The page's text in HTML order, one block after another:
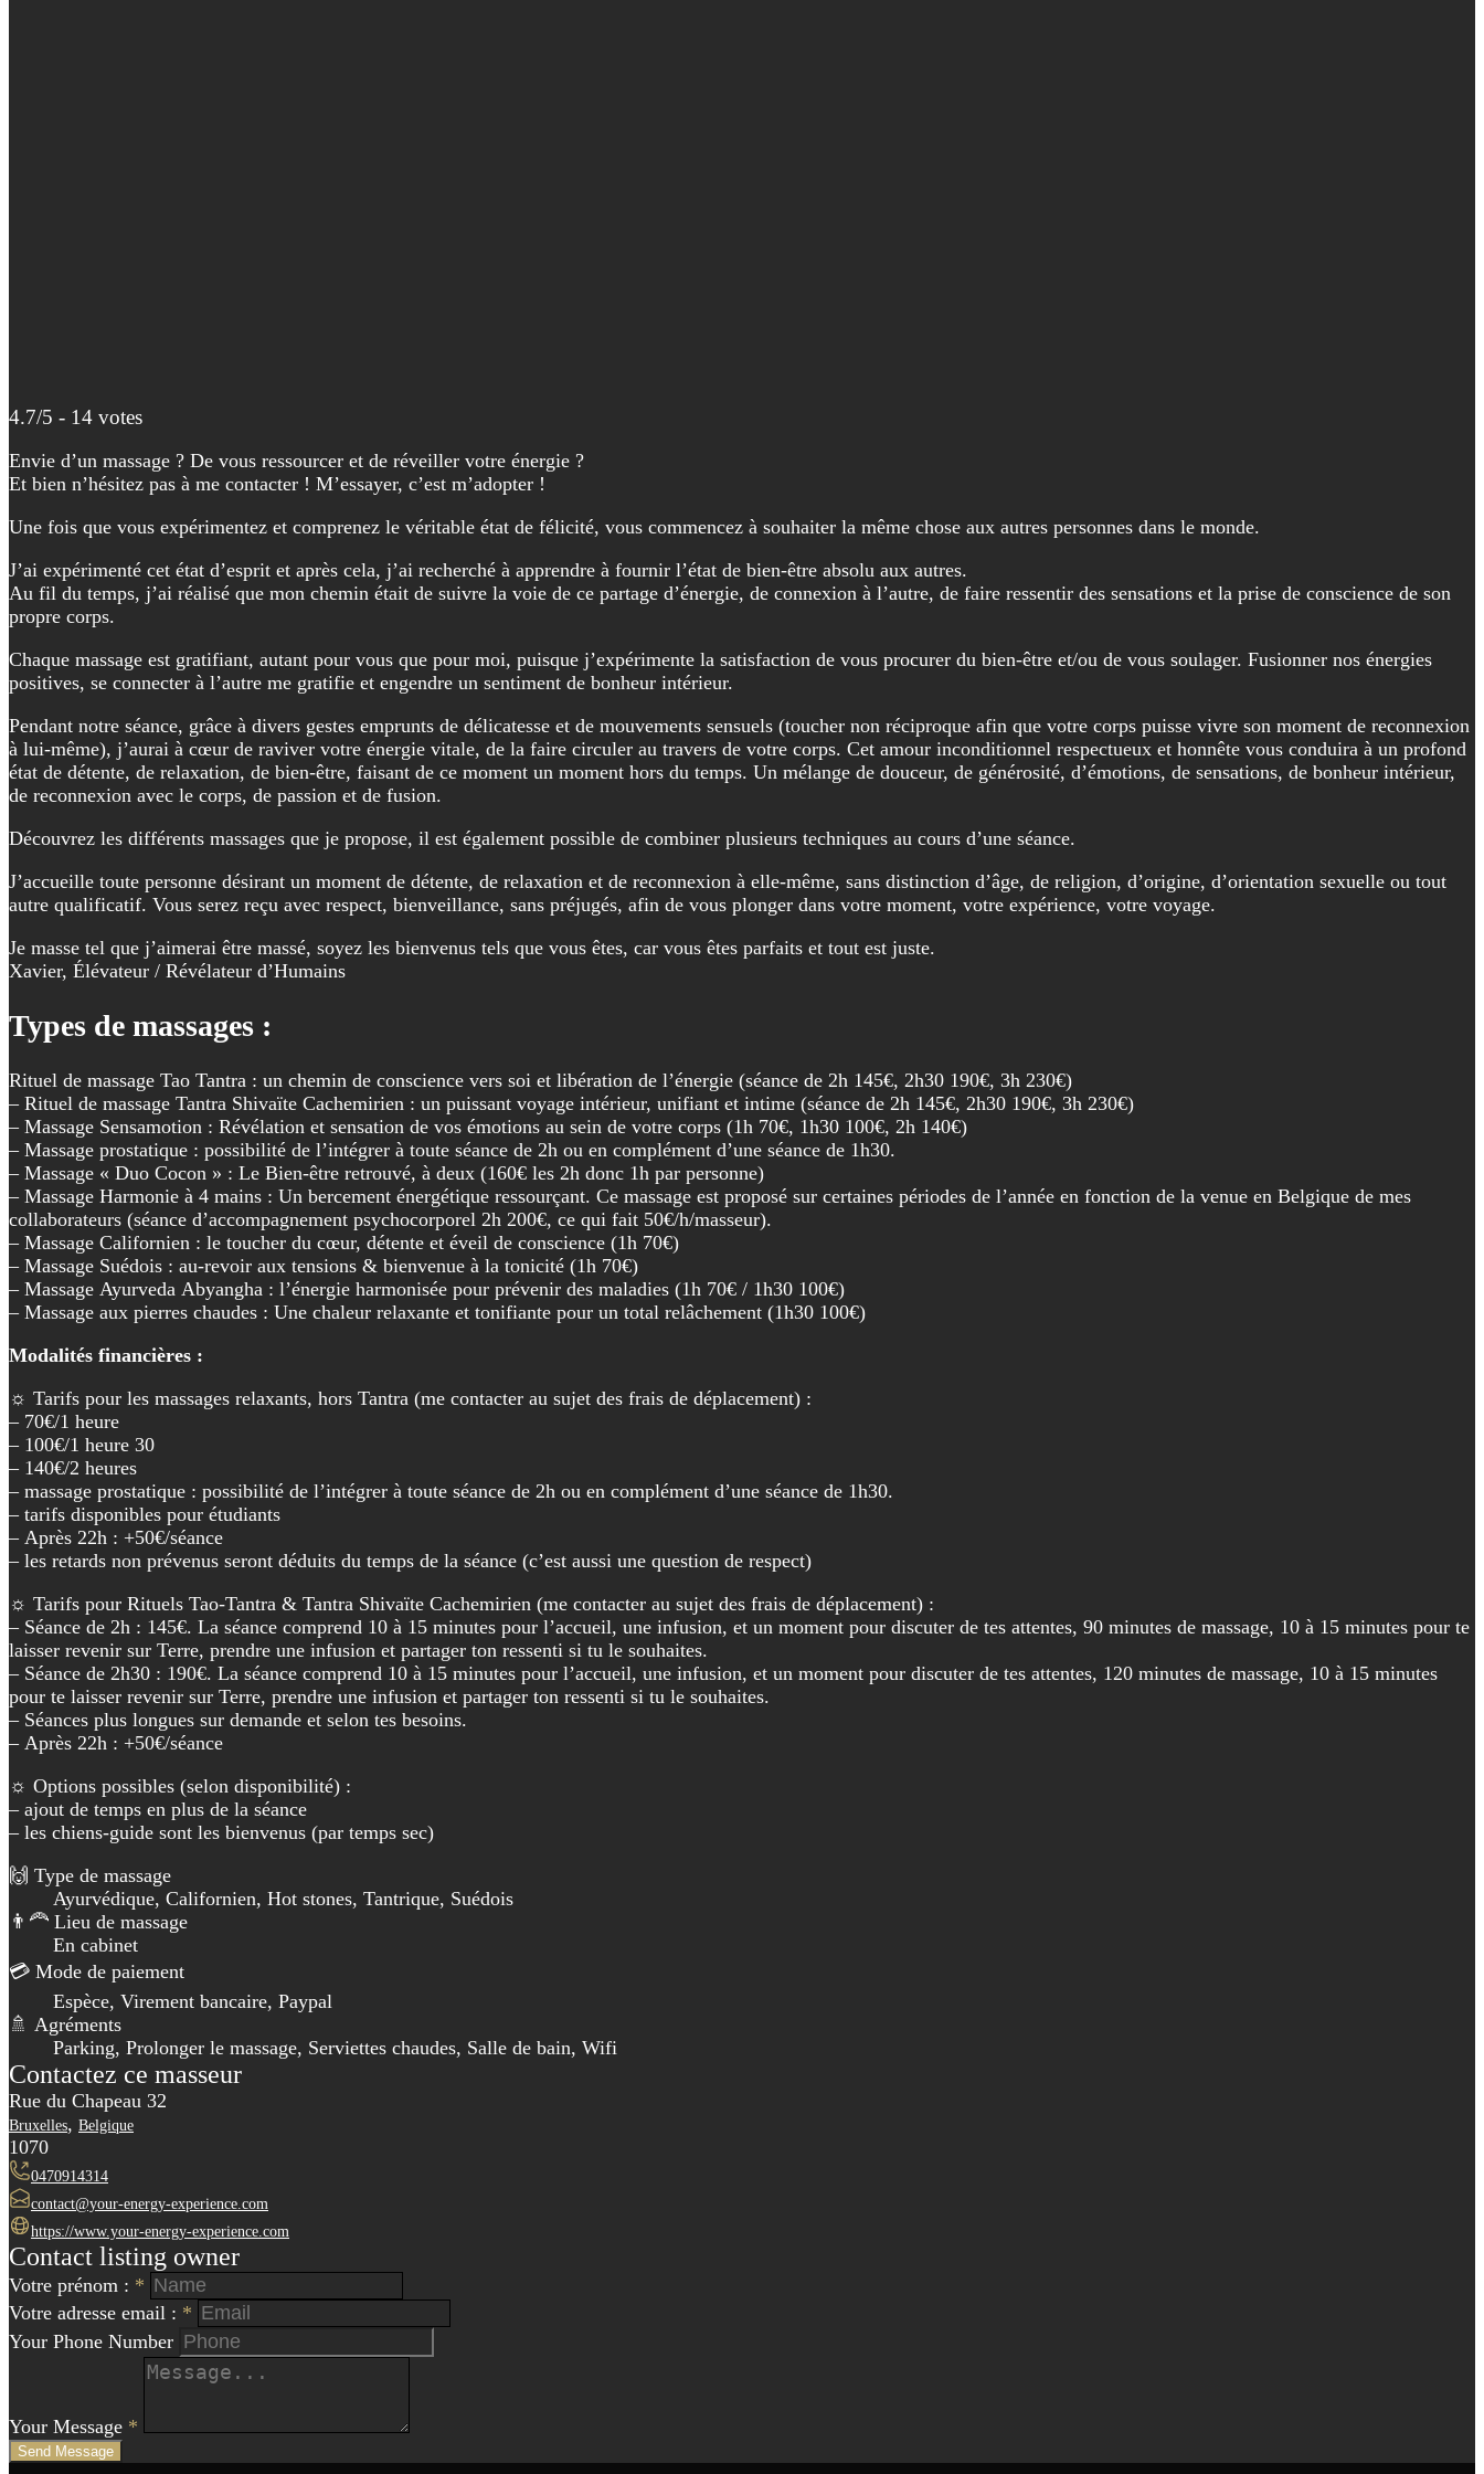
4.7/5 - 14 votes
Envie d’un massage ? De vous ressourcer et de réveiller votre énergie ?
Et bien n’hésitez pas à me contacter ! M’essayer, c’est m’adopter !
Une fois que vous expérimentez et comprenez le véritable état de félicité, vous commencez à souhaiter la même chose aux autres personnes dans le monde.
J’ai expérimenté cet état d’esprit et après cela, j’ai recherché à apprendre à fournir l’état de bien-être absolu aux autres.
Au fil du temps, j’ai réalisé que mon chemin était de suivre la voie de ce partage d’énergie, de connexion à l’autre, de faire ressentir des sensations et la prise de conscience de son
propre corps.
Chaque massage est gratifiant, autant pour vous que pour moi, puisque j’expérimente la satisfaction de vous procurer du bien-être et/ou de vous soulager. Fusionner nos énergies
positives, se connecter à l’autre me gratifie et engendre un sentiment de bonheur intérieur.
Pendant notre séance, grâce à divers gestes emprunts de délicatesse et de mouvements sensuels (toucher non réciproque afin que votre corps puisse vivre son moment de reconnexion
à lui-même), j’aurai à cœur de raviver votre énergie vitale, de la faire circuler au travers de votre corps. Cet amour inconditionnel respectueux et honnête vous conduira à un profond
état de détente, de relaxation, de bien-être, faisant de ce moment un moment hors du temps. Un mélange de douceur, de générosité, d’émotions, de sensations, de bonheur intérieur,
de reconnexion avec le corps, de passion et de fusion.
Découvrez les différents massages que je propose, il est également possible de combiner plusieurs techniques au cours d’une séance.
J’accueille toute personne désirant un moment de détente, de relaxation et de reconnexion à elle-même, sans distinction d’âge, de religion, d’origine, d’orientation sexuelle ou tout
autre qualificatif. Vous serez reçu avec respect, bienveillance, sans préjugés, afin de vous plonger dans votre moment, votre expérience, votre voyage.
Je masse tel que j’aimerai être massé, soyez les bienvenus tels que vous êtes, car vous êtes parfaits et tout est juste.
Xavier, Élévateur / Révélateur d’Humains
Types de massages :
Rituel de massage Tao Tantra : un chemin de conscience vers soi et libération de l’énergie (séance de 2h 145€, 2h30 190€, 3h 230€)
– Rituel de massage Tantra Shivaïte Cachemirien : un puissant voyage intérieur, unifiant et intime (séance de 2h 145€, 2h30 190€, 3h 230€)
– Massage Sensamotion : Révélation et sensation de vos émotions au sein de votre corps (1h 70€, 1h30 100€, 2h 140€)
– Massage prostatique : possibilité de l’intégrer à toute séance de 2h ou en complément d’une séance de 1h30.
– Massage « Duo Cocon » : Le Bien-être retrouvé, à deux (160€ les 2h donc 1h par personne)
– Massage Harmonie à 4 mains : Un bercement énergétique ressourçant. Ce massage est proposé sur certaines périodes de l’année en fonction de la venue en Belgique de mes
collaborateurs (séance d’accompagnement psychocorporel 2h 200€, ce qui fait 50€/h/masseur).
– Massage Californien : le toucher du cœur, détente et éveil de conscience (1h 70€)
– Massage Suédois : au-revoir aux tensions & bienvenue à la tonicité (1h 70€)
– Massage Ayurveda Abyangha : l’énergie harmonisée pour prévenir des maladies (1h 70€ / 1h30 100€)
– Massage aux pierres chaudes : Une chaleur relaxante et tonifiante pour un total relâchement (1h30 100€)
Modalités financières :
☼ Tarifs pour les massages relaxants, hors Tantra (me contacter au sujet des frais de déplacement) :
– 70€/1 heure
– 100€/1 heure 30
– 140€/2 heures
– massage prostatique : possibilité de l’intégrer à toute séance de 2h ou en complément d’une séance de 1h30.
– tarifs disponibles pour étudiants
– Après 22h : +50€/séance
– les retards non prévenus seront déduits du temps de la séance (c’est aussi une question de respect)
☼ Tarifs pour Rituels Tao-Tantra & Tantra Shivaïte Cachemirien (me contacter au sujet des frais de déplacement) :
– Séance de 2h : 145€. La séance comprend 10 à 15 minutes pour l’accueil, une infusion, et un moment pour discuter de tes attentes, 90 minutes de massage, 10 à 15 minutes pour te
laisser revenir sur Terre, prendre une infusion et partager ton ressenti si tu le souhaites.
– Séance de 2h30 : 190€. La séance comprend 10 à 15 minutes pour l’accueil, une infusion, et un moment pour discuter de tes attentes, 120 minutes de massage, 10 à 15 minutes
pour te laisser revenir sur Terre, prendre une infusion et partager ton ressenti si tu le souhaites.
– Séances plus longues sur demande et selon tes besoins.
– Après 22h : +50€/séance
☼ Options possibles (selon disponibilité) :
– ajout de temps en plus de la séance
– les chiens-guide sont les bienvenus (par temps sec)
🙌 Type de massage
Ayurvédique, Californien, Hot stones, Tantrique, Suédois
👨‍🦰 Lieu de massage
En cabinet
💳 Mode de paiement
Espèce, Virement bancaire, Paypal
🚿 Agréments
Parking, Prolonger le massage, Serviettes chaudes, Salle de bain, Wifi
Contactez ce masseur
Rue du Chapeau 32
Bruxelles, Belgique
1070
0470914314
contact@your-energy-experience.com
https://www.your-energy-experience.com
Contact listing owner
Votre prénom : *
Votre adresse email : *
Your Phone Number
Your Message *
Send Message